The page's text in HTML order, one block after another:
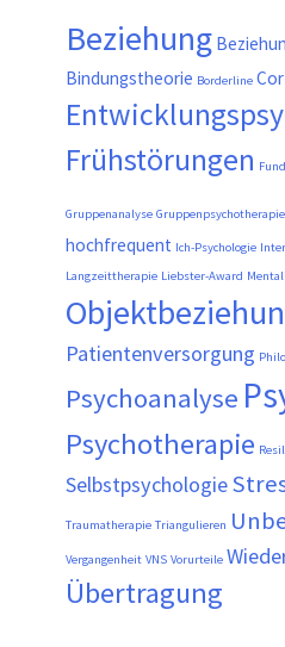
Beziehung
Bindungstheorie Borderline
Frühstörungen
Gruppenanalyse Gruppenpsychotherapie
hochfrequent Ich-Psychologie
Langzeittherapie Liebster-Award
Patientenversorgung
Psychoanalyse
Psychotherapie
Selbstpsychologie
Traumatherapie Triangulieren
Vergangenheit VNS Vorurteile
Übertragung